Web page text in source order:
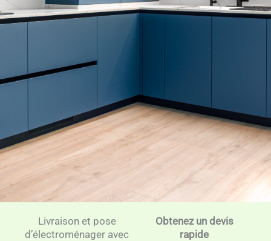
Obtenez un devis
rapide
Livraison et pose
d’électroménager avec